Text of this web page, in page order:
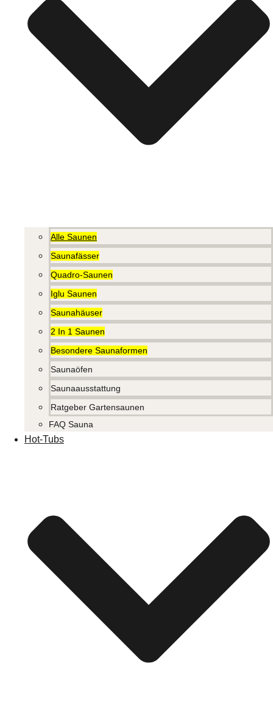
Alle Saunen
Saunafässer
Quadro-Saunen
Iglu Saunen
Saunahäuser
2 In 1 Saunen
Besondere Saunaformen
Saunaöfen
Saunaausstattung
Ratgeber Gartensaunen
FAQ Sauna
Hot-Tubs